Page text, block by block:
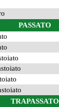
PASSATO
TRAPASSATO